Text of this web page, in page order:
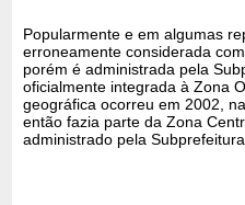
Popularmente e em algumas
erroneamente considerada
porém é administrada pela
oficialmente integrada à Zona
geográfica ocorreu em 2002,
então fazia parte da Zona
administrado pela